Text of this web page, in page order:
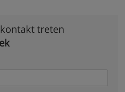
treten